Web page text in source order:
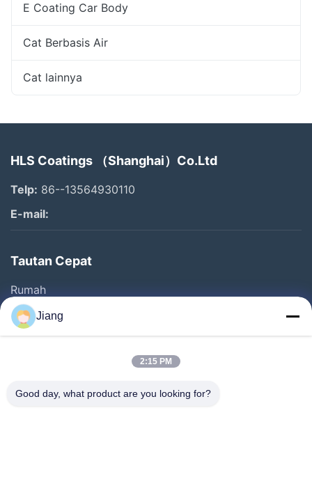
E Coating Car Body
Cat Berbasis Air
Cat lainnya
HLS Coatings （Shanghai）Co.Ltd
Telp: 86--13564930110
E-mail:
Tautan Cepat
Rumah
Produk
Video
Tentang Kami
Jiang
2:15 PM
Good day, what product are you looking for?